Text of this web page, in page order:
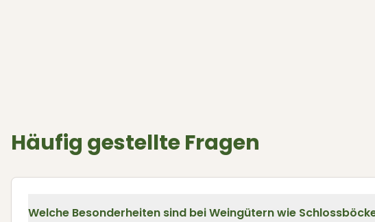
Häufig gestellte Fragen
Welche Besonderheiten sind bei Weingütern wie